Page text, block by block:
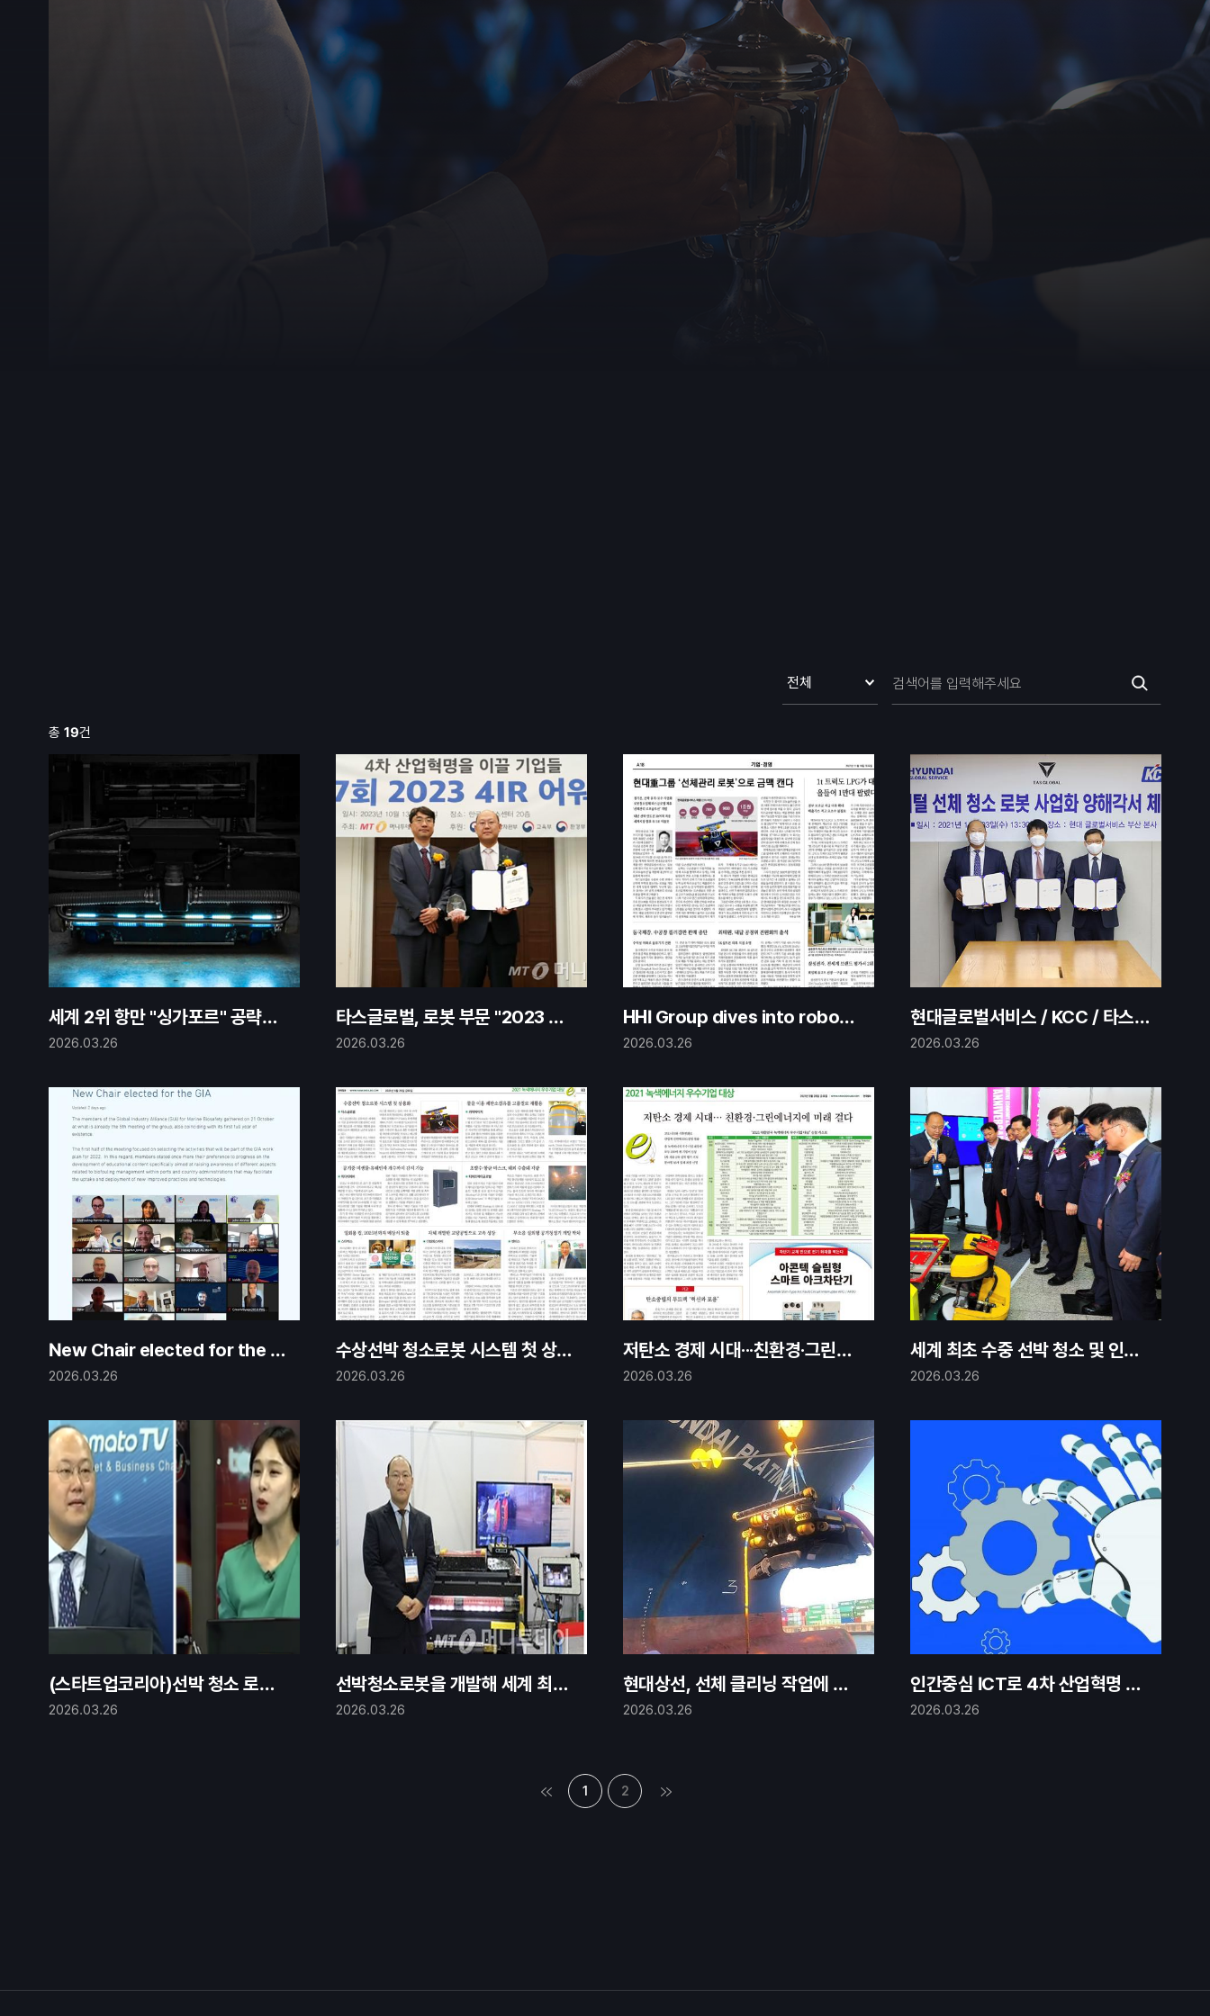
총 19건
세계 2위 항만 "싱가포르" 공략하
는 韓 선박 청소 로봇
2026.03.26
타스글로벌, 로봇 부문 "2023 4I
R Awards" 수상
2026.03.26
HHI Group dives into robot h
ull cleaning market with TAS
2026.03.26
현대글로벌서비스 / KCC / 타스
글로벌 - 선체용 클린 로봇 사업화
2026.03.26
New Chair elected for the GI
A
2026.03.26
수상선박 청소로봇 시스템 첫 상용
화
2026.03.26
저탄소 경제 시대···친환경·그린에
너지에 미래 걸다
2026.03.26
세계 최초 수중 선박 청소 및 인양
로봇 제조 업체 (주)타스글로벌
2026.03.26
(스타트업코리아)선박 청소 로봇
개발사 타스글로벌
2026.03.26
선박청소로봇을 개발해 세계 최초
로 상용화시킨 타스글로벌
2026.03.26
현대상선, 선체 클리닝 작업에 잠
수로봇 투입한다
2026.03.26
인간중심 ICT로 4차 산업혁명 시
대 이끈다
2026.03.26
1 2